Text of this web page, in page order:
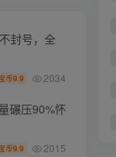
封号，全
币9.9 2034
碾压90%怀
币9.9 2015